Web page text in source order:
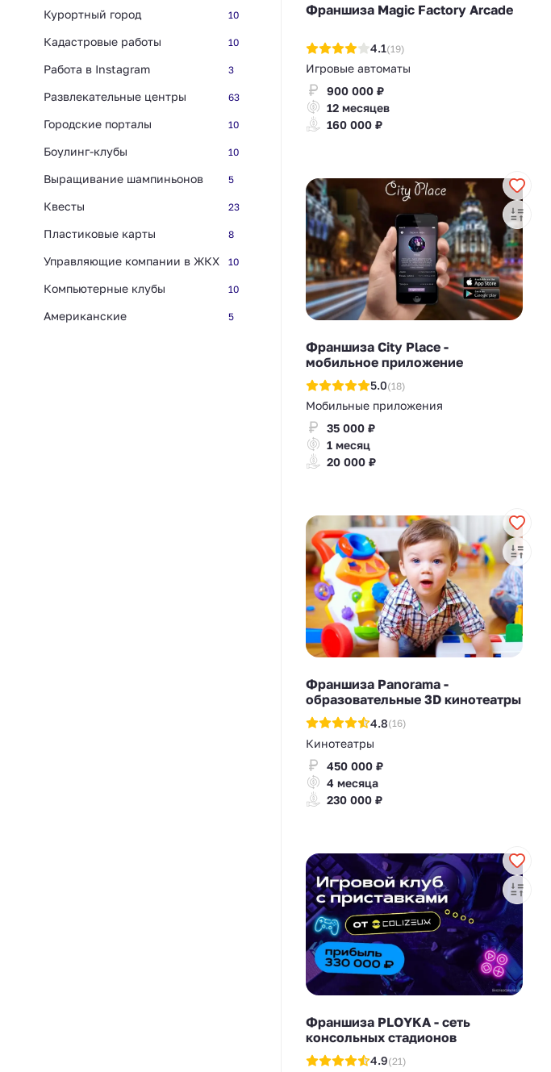
Курортный город 10
Кадастровые работы 10
Работа в Instagram 3
Развлекательные центры 63
Городские порталы 10
Боулинг-клубы 10
Выращивание шампиньонов 5
Квесты 23
Пластиковые карты 8
Управляющие компании в ЖКХ 10
Компьютерные клубы 10
Американские 5
Франшиза Magic Factory Arcade
4.1(19)
Игровые автоматы
900 000 ₽
12 месяцев
160 000 ₽
Франшиза City Place -
мобильное приложение
5.0(18)
Мобильные приложения
35 000 ₽
1 месяц
20 000 ₽
Франшиза Panorama -
образовательные 3D кинотеатры
4.8(16)
Кинотеатры
450 000 ₽
4 месяца
230 000 ₽
Франшиза PLOYKA - сеть
консольных стадионов
4.9(21)